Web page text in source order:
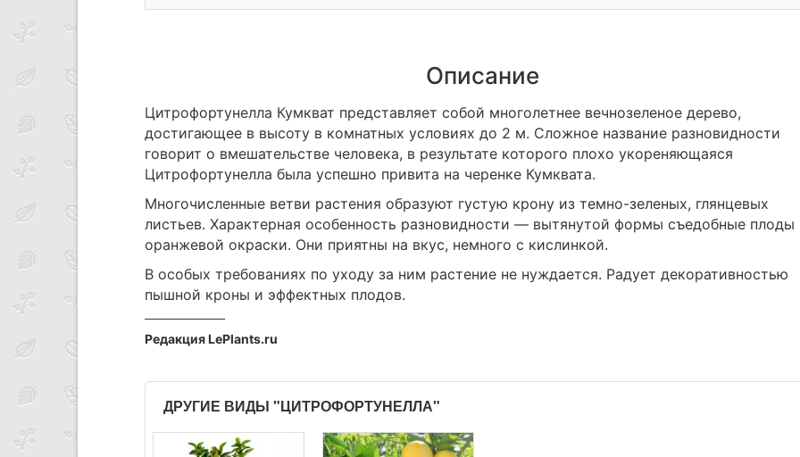
Описание
Цитрофортунелла Кумкват представляет собой многолетнее вечнозеленое дерево,
достигающее в высоту в комнатных условиях до 2 м. Сложное название разновидности
говорит о вмешательстве человека, в результате которого плохо укореняющаяся
Цитрофортунелла была успешно привита на черенке Кумквата.
Многочисленные ветви растения образуют густую крону из темно-зеленых, глянцевых
листьев. Характерная особенность разновидности — вытянутой формы съедобные плоды
оранжевой окраски. Они приятны на вкус, немного с кислинкой.
В особых требованиях по уходу за ним растение не нуждается. Радует декоративностью
пышной кроны и эффектных плодов.
Редакция LePlants.ru
ДРУГИЕ ВИДЫ "ЦИТРОФОРТУНЕЛЛА"